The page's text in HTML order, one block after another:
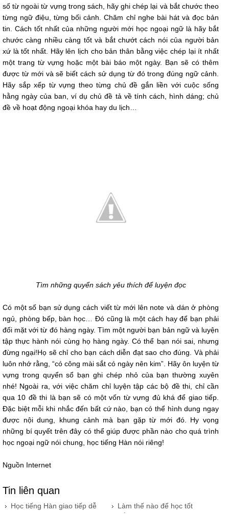
số từ ngoài từ vựng trong sách, hãy ghi chép lại và bắt chước theo
từng ngữ điệu, từng bối cảnh. Chăm chỉ nghe bài hát và đọc bản
tin. Cách tốt nhất của những người mới học ngoại ngữ là hãy bắt
chước càng nhiều càng tốt và bắt chướt cách nói của người bản
xứ là tốt nhất. Hãy lên lịch cho bản thân bằng việc chép lại ít nhất
một trang từ vựng hoặc một bài báo một ngày. Bạn sẽ có thêm
được từ mới và sẽ biết cách sử dụng từ đó trong đúng ngữ cảnh.
Hãy sắp xếp từ vựng theo từng chủ đề gắn liền với cuộc sống
hằng ngày của ban, ví dụ chủ đề tả về tính cách, hình dáng; chủ
đề về hoạt động ngoại khóa hay du lịch…
Tìm những quyển sách yêu thích để luyện đọc
Có một số bạn sử dụng cách viết từ mới lên note và dán ở phòng
ngủ, phòng bếp, bàn học… Đó cũng là một cách hay để bạn phải
đối mặt với từ đó hàng ngày. Tìm một người bạn bản ngữ và luyện
tập thực hành nói cùng họ hàng ngày. Có thể bạn nói sai, nhưng
đừng ngại!Họ sẽ chỉ cho bạn cách diễn đạt sao cho đúng. Và phải
luôn nhớ rằng, “có công mài sắt có ngày nên kim”. Hãy ôn luyện từ
vựng trong quyển sổ bạn ghi chép nhỏ của bạn thường xuyên
nhé! Ngoài ra, với việc chăm chỉ luyện tập các bộ đề thi, chỉ cần
qua 10 đề thi là bạn sẽ có một vốn từ vựng đủ khá để giao tiếp.
Đặc biệt mỗi khi nhắc đến bất cứ nào, bạn có thể hình dung ngay
được nội dung, khung cảnh mà bạn gặp từ mới đó. Hy vọng
những bí quyết trên đây có thể giúp được phần nào cho quá trình
học ngoại ngữ nói chung, học tiếng Hàn nói riêng!
Nguồn Internet
Tin liên quan
Học tiếng Hàn giao tiếp dễ
Làm thế nào để học tốt